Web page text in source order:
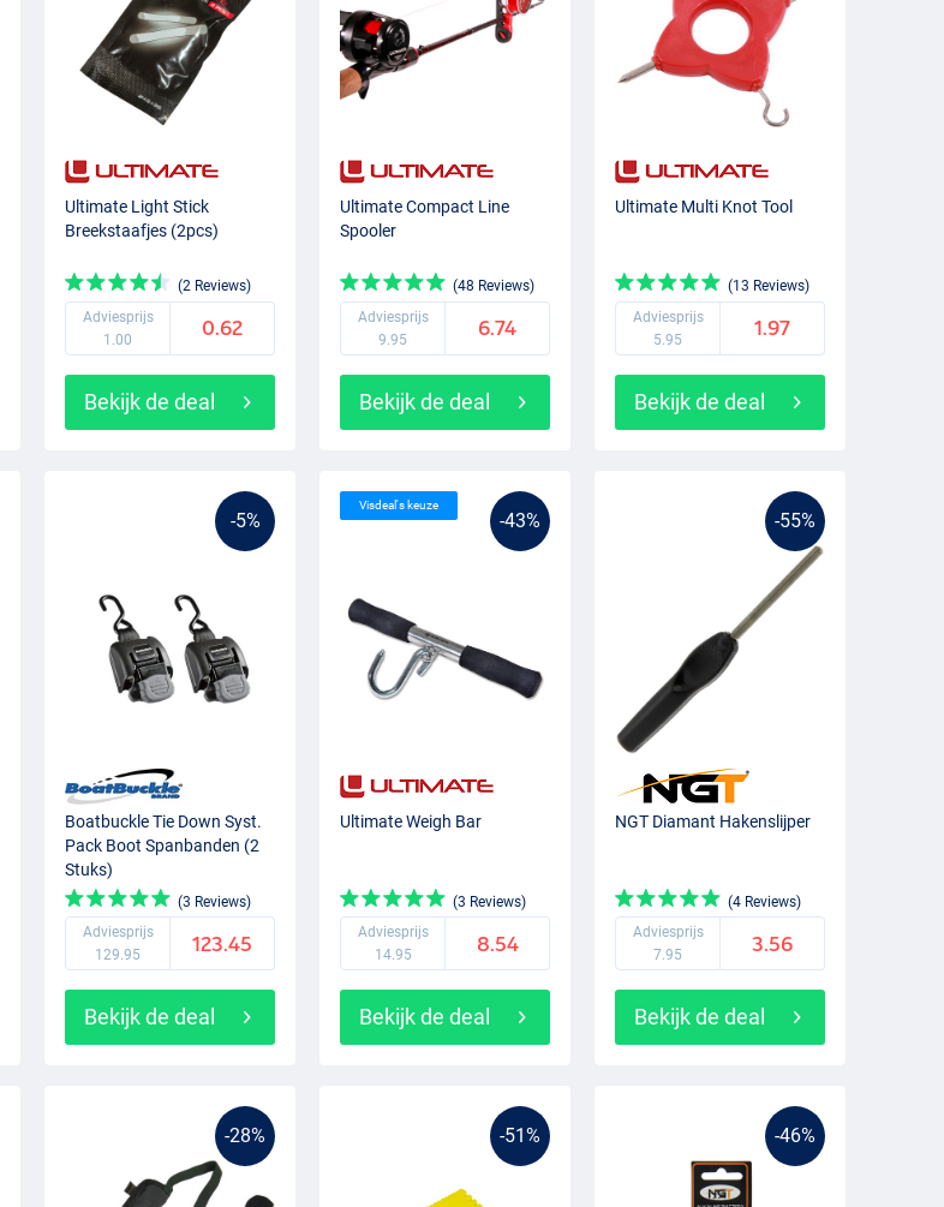
Ultimate Light Stick
Breekstaafjes (2pcs)
(2 Reviews)
Adviesprijs
1.00
0.62
Bekijk de deal
Ultimate Compact Line
Spooler
(48 Reviews)
Adviesprijs
9.95
6.74
Bekijk de deal
Ultimate Multi Knot Tool
(13 Reviews)
Adviesprijs
5.95
1.97
Bekijk de deal
-5%
Boatbuckle Tie Down Syst.
Pack Boot Spanbanden (2
Stuks)
(3 Reviews)
Adviesprijs
129.95
123.45
Bekijk de deal
-43%
Visdeal's keuze
Ultimate Weigh Bar
(3 Reviews)
Adviesprijs
14.95
8.54
Bekijk de deal
-55%
NGT Diamant Hakenslijper
(4 Reviews)
Adviesprijs
7.95
3.56
Bekijk de deal
-28% -51% -46%